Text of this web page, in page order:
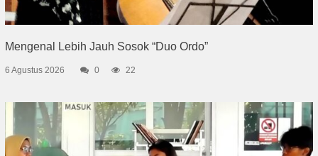
Mengenal Lebih Jauh Sosok “Duo Ordo”
6 Agustus 2026 0 22